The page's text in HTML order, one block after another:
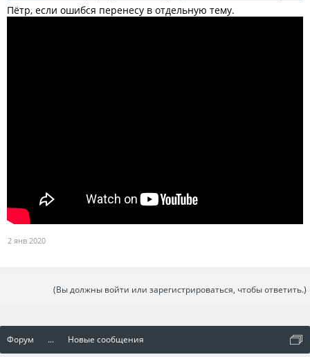
Пётр, если ошибся перенесу в отдельную тему.
2 янв 2020
(Вы должны войти или зарегистрироваться, чтобы ответить.)
Форум ... Новые сообщения